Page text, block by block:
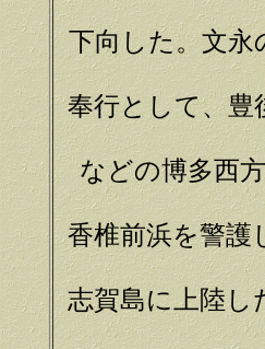
下向した。文永
奉行として、豊
などの博多西
香椎前浜を警護
志賀島に上陸し